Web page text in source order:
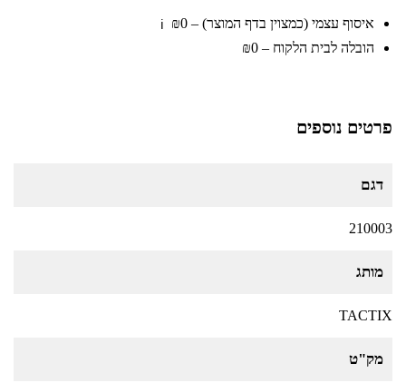
איסוף עצמי (כמצוין בדף המוצר) – ₪0 ℹ️
הובלה לבית הלקוח – ₪0
פרטים נוספים
דגם
210003
מותג
TACTIX
מק"ט